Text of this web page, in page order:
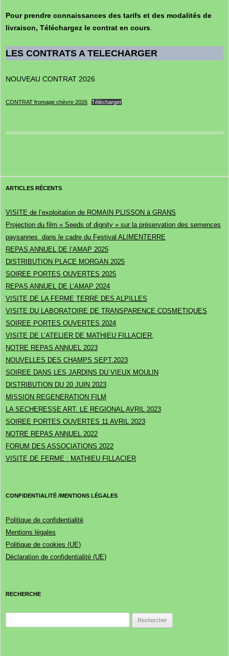
Pour prendre connaissances des tarifs et des modalités de
livraison, Téléchargez le contrat en cours
LES CONTRATS A TELECHARGER
NOUVEAU CONTRAT 2026
CONTRAT fromage chèvre 2026 Télécharger
ARTICLES RÉCENTS
VISITE de l’exploitation de ROMAIN PLISSON à GRANS
Projection du film « Seeds of dignity » sur la préservation des semences
paysannes dans le cadre du Festival ALIMENTERRE
REPAS ANNUEL DE l’AMAP 2025
DISTRIBUTION PLACE MORGAN 2025
SOIREE PORTES OUVERTES 2025
REPAS ANNUEL DE L’AMAP 2024
VISITE DE LA FERME TERRE DES ALPILLES
VISITE DU LABORATOIRE DE TRANSPARENCE COSMETIQUES
SOIREE PORTES OUVERTES 2024
VISITE DE L’ATELIER DE MATHIEU FILLACIER,
NOTRE REPAS ANNUEL 2023
NOUVELLES DES CHAMPS SEPT.2023
SOIREE DANS LES JARDINS DU VIEUX MOULIN
DISTRIBUTION DU 20 JUIN 2023
MISSION REGENERATION FILM
LA SECHERESSE ART. LE REGIONAL AVRIL 2023
SOIREE PORTES OUVERTES 11 AVRIL 2023
NOTRE REPAS ANNUEL 2022
FORUM DES ASSOCIATIONS 2022
VISITE DE FERME : MATHIEU FILLACIER
CONFIDENTIALITÉ /MENTIONS LÉGALES
Politique de confidentialité
Mentions légales
Politique de cookies (UE)
Déclaration de confidentialité (UE)
RECHERCHE